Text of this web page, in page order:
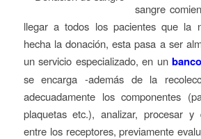
sangre
llegar a todos los pacientes que la
hecha la donación, esta pasa a ser
un servicio especializado, en un
se encarga -además de la
adecuadamente los componentes
plaquetas etc.), analizar, procesar y
entre los receptores, previamente